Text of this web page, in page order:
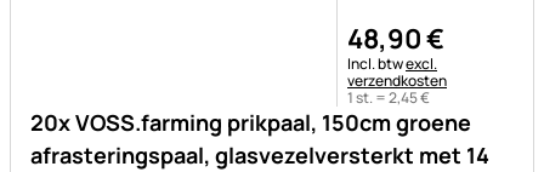
20x VOSS.farming prikpaal, 150cm groene
afrasteringspaal, glasvezelversterkt met 14
48,90€
Belastinginformatie:
Incl. btwexcl.
verzendkosten
1 st. =2,45€